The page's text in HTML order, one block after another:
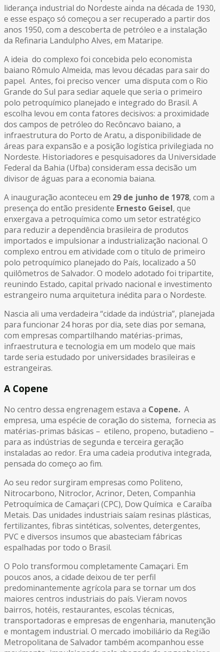
liderança industrial do Nordeste ainda na década de 1930,
e esse espaço só começou a ser recuperado a partir dos
anos 1950, com a descoberta de petróleo e a instalação
da Refinaria Landulpho Alves, em Mataripe.
A ideia do complexo foi concebida pelo economista
baiano Rômulo Almeida, mas levou décadas para sair do
papel. Antes, foi preciso vencer uma disputa com o Rio
Grande do Sul para sediar aquele que seria o primeiro
polo petroquímico planejado e integrado do Brasil. A
escolha levou em conta fatores decisivos: a proximidade
dos campos de petróleo do Recôncavo baiano, a
infraestrutura do Porto de Aratu, a disponibilidade de
áreas para expansão e a posição logística privilegiada no
Nordeste. Historiadores e pesquisadores da Universidade
Federal da Bahia (Ufba) consideram essa decisão um
divisor de águas para a economia baiana.
A inauguração aconteceu em 29 de junho de 1978, com a
presença do então presidente Ernesto Geisel, que
enxergava a petroquímica como um setor estratégico
para reduzir a dependência brasileira de produtos
importados e impulsionar a industrialização nacional. O
complexo entrou em atividade com o título de primeiro
polo petroquímico planejado do País, localizado a 50
quilômetros de Salvador. O modelo adotado foi tripartite,
reunindo Estado, capital privado nacional e investimento
estrangeiro numa arquitetura inédita para o Nordeste.
Nascia ali uma verdadeira “cidade da indústria”, planejada
para funcionar 24 horas por dia, sete dias por semana,
com empresas compartilhando matérias-primas,
infraestrutura e tecnologia em um modelo que mais
tarde seria estudado por universidades brasileiras e
estrangeiras.
A Copene
No centro dessa engrenagem estava a Copene. A
empresa, uma espécie de coração do sistema, fornecia as
matérias-primas básicas – etileno, propeno, butadieno –
para as indústrias de segunda e terceira geração
instaladas ao redor. Era uma cadeia produtiva integrada,
pensada do começo ao fim.
Ao seu redor surgiram empresas como Politeno,
Nitrocarbono, Nitroclor, Acrinor, Deten, Companhia
Petroquímica de Camaçari (CPC), Dow Química e Caraíba
Metais. Das unidades industriais saíam resinas plásticas,
fertilizantes, fibras sintéticas, solventes, detergentes,
PVC e diversos insumos que abasteciam fábricas
espalhadas por todo o Brasil.
O Polo transformou completamente Camaçari. Em
poucos anos, a cidade deixou de ter perfil
predominantemente agrícola para se tornar um dos
maiores centros industriais do país. Vieram novos
bairros, hotéis, restaurantes, escolas técnicas,
transportadoras e empresas de engenharia, manutenção
e montagem industrial. O mercado imobiliário da Região
Metropolitana de Salvador também acompanhou esse